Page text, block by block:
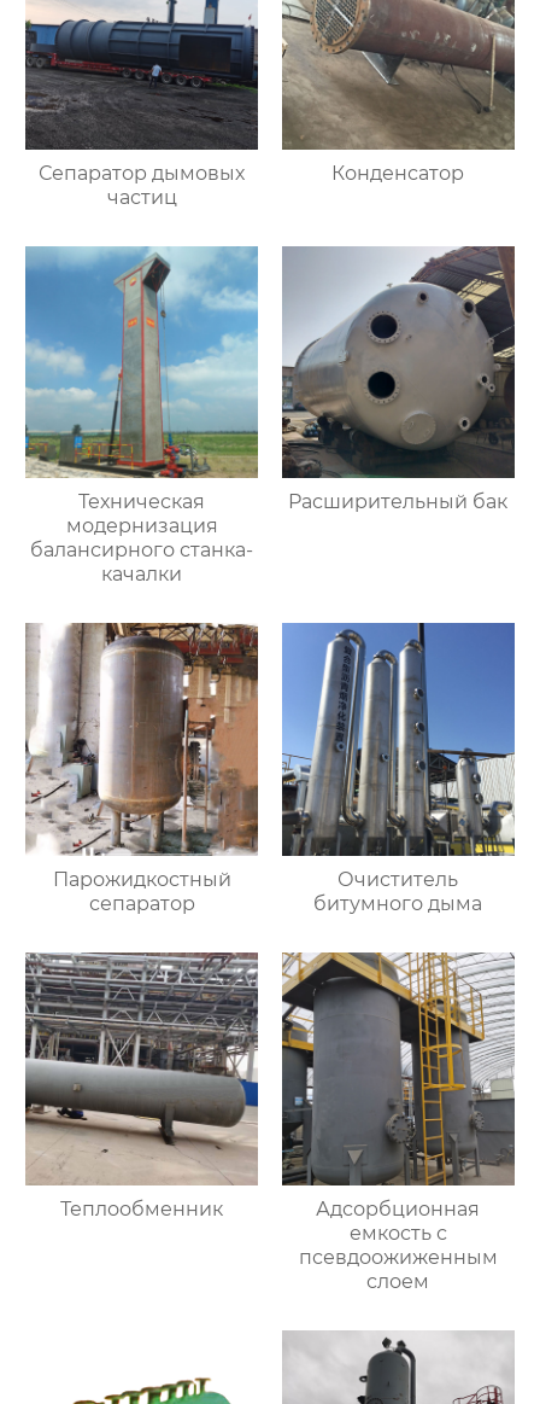
Сепаратор дымовых
частиц
Конденсатор
Техническая
модернизация
балансирного станка-
качалки
Расширительный бак
Парожидкостный
сепаратор
Очиститель
битумного дыма
Теплообменник
Адсорбционная
емкость с
псевдоожиженным
слоем